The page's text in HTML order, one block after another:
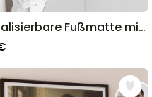
Personalisierbare Fußmatte mit drei Zeilen